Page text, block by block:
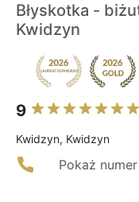
Błyskotka -
Kwidzyn
9
Kwidzyn, Kwidzyn
Pokaż